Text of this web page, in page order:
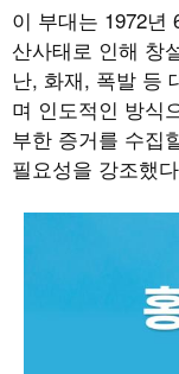
이 부대는 1972년
산사태로 인해 창
난, 화재, 폭발 등
며 인도적인 방식
부한 증거를 수집
필요성을 강조했